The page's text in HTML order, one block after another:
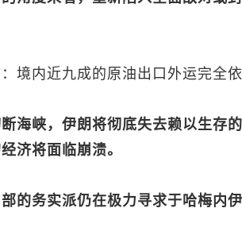
境内近九成的原油出口外运完全
海峡，伊朗将彻底失去赖以生存
济将面临崩溃。
的务实派仍在极力寻求于哈梅内